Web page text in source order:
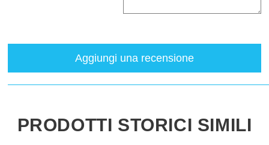
Aggiungi una recensione
PRODOTTI STORICI SIMILI